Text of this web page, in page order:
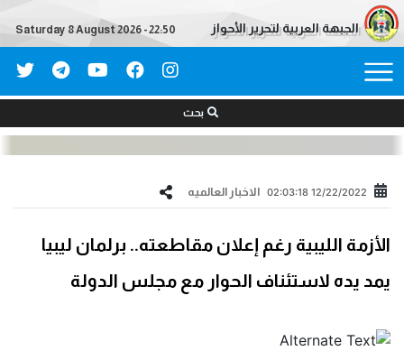
الجبهة العربية لتحرير الأحواز Saturday 8 August 2026 - 22:50
بحث
12/22/2022 02:03:18 الاخبار العالمیه
الأزمة الليبية رغم إعلان مقاطعته.. برلمان ليبيا
يمد يده لاستئناف الحوار مع مجلس الدولة